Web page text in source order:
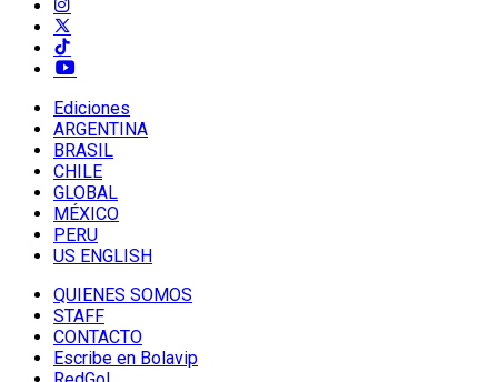
Ediciones
ARGENTINA
BRASIL
CHILE
GLOBAL
MÉXICO
PERU
US ENGLISH
QUIENES SOMOS
STAFF
CONTACTO
Escribe en Bolavip